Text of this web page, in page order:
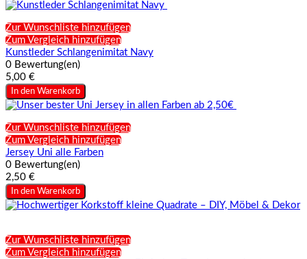
Zur Wunschliste hinzufügen
Zum Vergleich hinzufügen
Kunstleder Schlangenimitat Navy
0 Bewertung(en)
5,00 €
In den Warenkorb
Zur Wunschliste hinzufügen
Zum Vergleich hinzufügen
Jersey Uni alle Farben
0 Bewertung(en)
2,50 €
In den Warenkorb
Zur Wunschliste hinzufügen
Zum Vergleich hinzufügen